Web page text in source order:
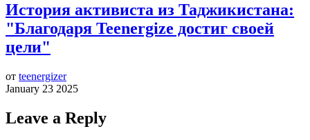
История активиста из Таджикистана:
"Благодаря Teenergize достиг своей
цели"
от teenergizer
January 23 2025
Leave a Reply